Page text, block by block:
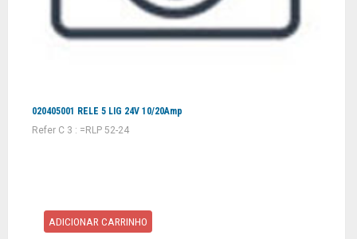
020405001 RELE 5 LIG 24V 10/20Amp
Refer C 3 : =RLP 52-24
ADICIONAR CARRINHO